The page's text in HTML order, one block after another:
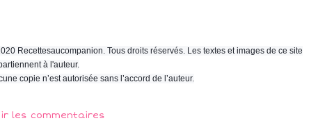
Recettesaucompanion. Tous droits réservés. Les textes et images de ce site
à l'auteur.
copie n’est autorisée sans l’accord de l’auteur.
les commentaires